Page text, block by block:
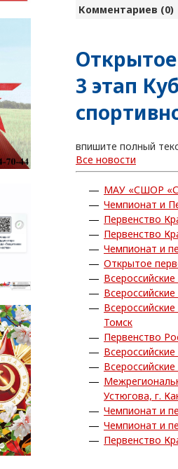
Комментариев (0)
3 этап
впишите полный
Все новости
МАУ «СШОР
Чемпионат и
Первенство
Первенство
Чемпионат и
Открытое
Томск
Первенство
Устюгова, г.
Чемпионат и
Чемпионат и
Первенство